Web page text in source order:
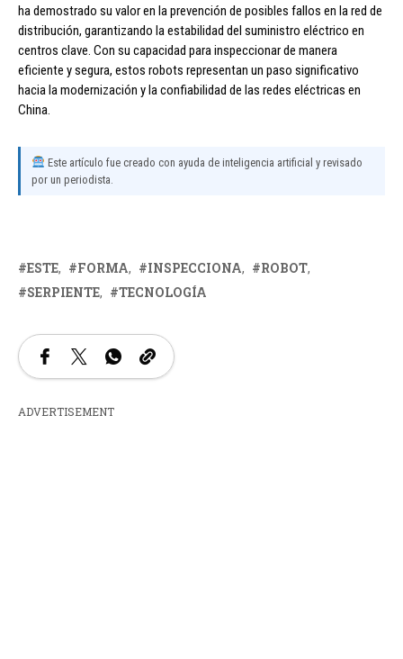
ha demostrado su valor en la prevención de posibles fallos en la red de
distribución, garantizando la estabilidad del suministro eléctrico en
centros clave. Con su capacidad para inspeccionar de manera
eficiente y segura, estos robots representan un paso significativo
hacia la modernización y la confiabilidad de las redes eléctricas en
China.
Este artículo fue creado con ayuda de inteligencia artificial y revisado
por un periodista.
ESTE FORMA INSPECCIONA
ROBOT
SERPIENTE
TECNOLOGÍA
ADVERTISEMENT